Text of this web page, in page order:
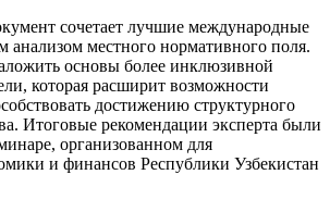
сочетает лучшие международные
анализом местного нормативного поля.
основы более инклюзивной
которая расширит возможности
достижению структурного
Итоговые рекомендации эксперта были
организованном для
и финансов Республики Узбекистан